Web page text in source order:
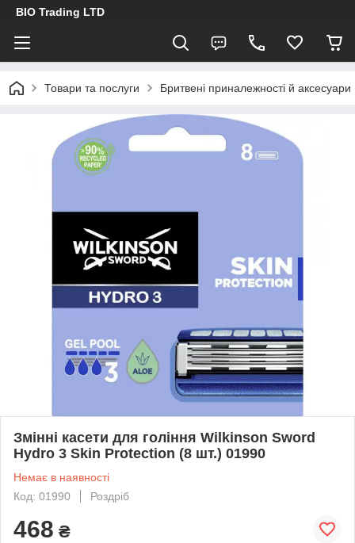
BIO Trading LTD
Товари та послуги Бритвені приналежності й аксесуари
Змінні касети для гоління Wilkinson Sword
Hydro 3 Skin Protection (8 шт.) 01990
Немає в наявності
Код: 01990
Роздріб
468 ₴